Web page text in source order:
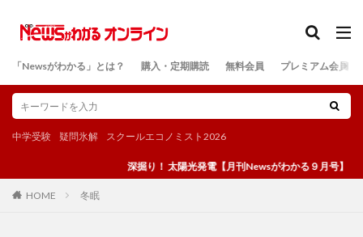
「Newsがわかる」とは？ 購入・定期購読 無料会員 プレミアム会員
中学受験 疑問氷解 スクールエコノミスト2026
深掘り！ 太陽光発電【月刊Newsがわかる９月号】
HOME 冬眠
検索